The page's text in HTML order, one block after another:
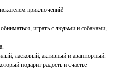
приключений!
играть с людьми и собаками,
ласковый, активный и авантюрный.
подарит радость и счастье